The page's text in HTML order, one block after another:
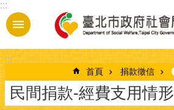
跳到主要內容區塊
:::
:::
首頁 捐款徵信
民間捐款-經費支用情形